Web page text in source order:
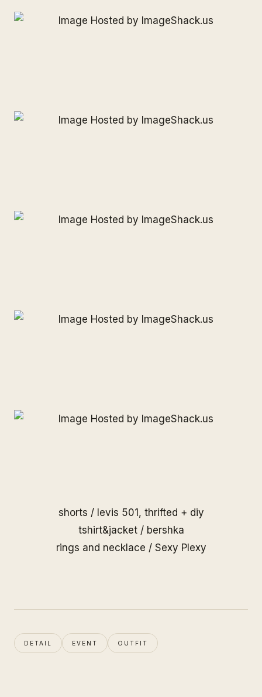
shorts / levis 501, thrifted + diy
tshirt&jacket / bershka
rings and necklace / Sexy Plexy
DETAIL EVENT OUTFIT